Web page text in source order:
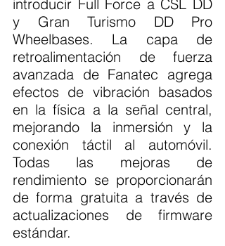
introducir Full Force a CSL DD
y Gran Turismo DD Pro
Wheelbases. La capa de
retroalimentación de fuerza
avanzada de Fanatec agrega
efectos de vibración basados
en la física a la señal central,
mejorando la inmersión y la
conexión táctil al automóvil.
Todas las mejoras de
rendimiento se proporcionarán
de forma gratuita a través de
actualizaciones de firmware
estándar.